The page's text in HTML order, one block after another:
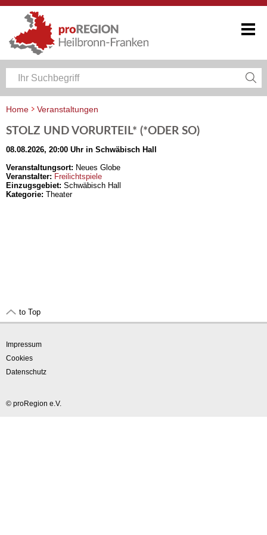
Home
Veranstaltungen
STOLZ UND VORURTEIL* (*ODER SO)
08.08.2026, 20:00 Uhr in Schwäbisch Hall
Veranstaltungsort: Neues Globe
Veranstalter: Freilichtspiele
Einzugsgebiet: Schwäbisch Hall
Kategorie: Theater
to Top
Impressum
Cookies
Datenschutz
© proRegion e.V.